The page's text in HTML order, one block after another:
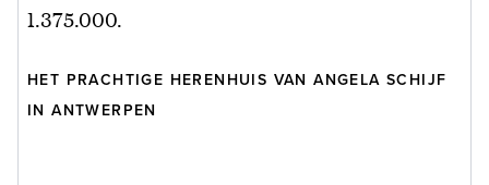
1.375.000.
HET PRACHTIGE HERENHUIS VAN ANGELA SCHIJF
IN ANTWERPEN